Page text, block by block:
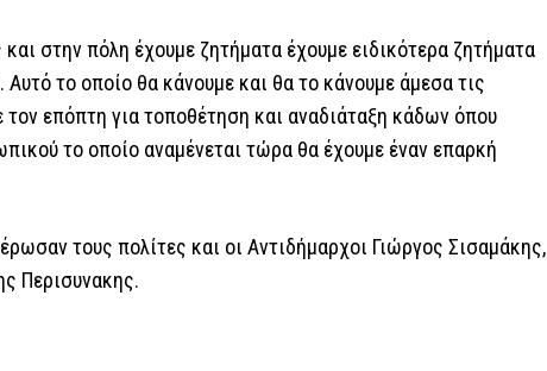
στην πόλη έχουμε ζητήματα έχουμε ειδικότερα ζητήματα
το οποίο θα κάνουμε και θα το κάνουμε άμεσα τις
επόπτη για τοποθέτηση και αναδιάταξη κάδων όπου
το οποίο αναμένεται τώρα θα έχουμε έναν επαρκή
τους πολίτες και οι Αντιδήμαρχοι Γιώργος Σισαμάκης,
Περισυνακης.